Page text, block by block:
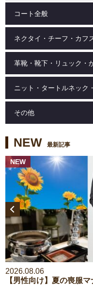
コート全般
ネクタイ・チーフ・カフ
革靴・靴下・リュック・
ニット・タートルネック
その他
NEW 最新記事
NEW
2026.08.06
【男性向け】夏の喪服